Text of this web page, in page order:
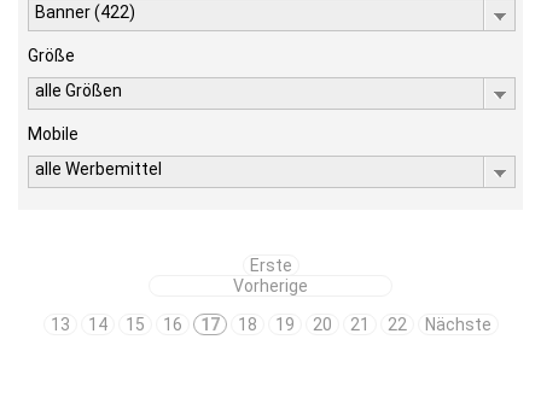
Banner (422)
Größe
alle Größen
Mobile
alle Werbemittel
Erste
Vorherige
13
14 15 16 17 18 19 20 21 22 Nächste